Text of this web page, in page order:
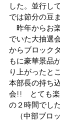
した。並行し
では節分の豆
昨年からお
でいた大抽選
からブロック
もに豪華景品
り上がったと
本部長の持ち
会!!　とても
の２時間でした
（中部ブロ